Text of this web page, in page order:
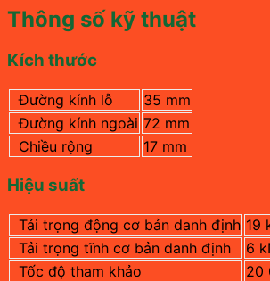
Thông số kỹ thuật
Kích thước
Đường kính lỗ
35 mm
Đường kính ngoài 72 mm
Chiều rộng
17 mm
Hiệu suất
Tải trọng động cơ bản danh định 19
Tải trọng tĩnh cơ bản danh định
6
Tốc độ tham khảo
20